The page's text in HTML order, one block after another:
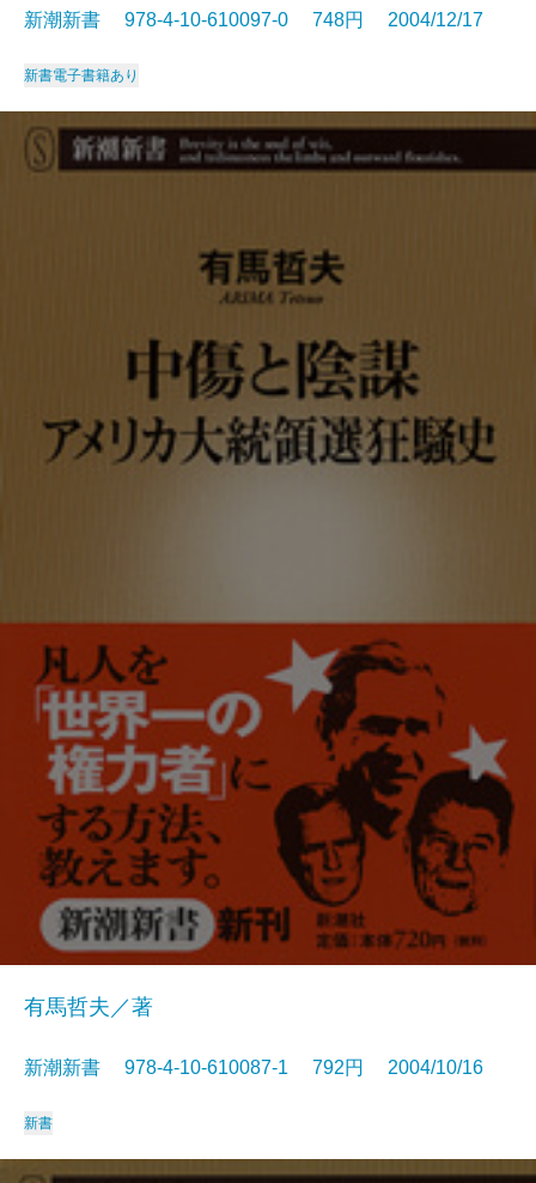
新潮新書 978-4-10-610097-0 748円 2004/12/17
新書電子書籍あり
有馬哲夫／著
新潮新書 978-4-10-610087-1 792円 2004/10/16
新書